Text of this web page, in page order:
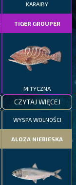
KARAIBY
TIGER GROUPER
MITYCZNA
CZYTAJ WIĘCEJ
WYSPA WOLNOŚCI
ALOZA NIEBIESKA